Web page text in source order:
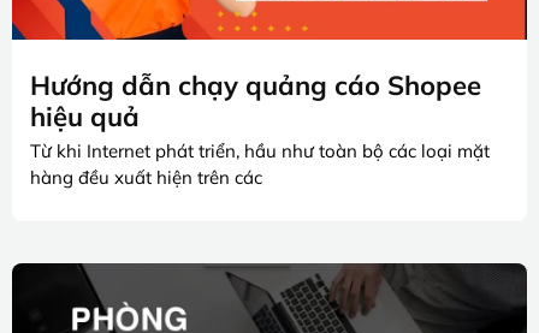
Hướng dẫn chạy quảng cáo Shopee
hiệu quả
Từ khi Internet phát triển, hầu như toàn bộ các loại mặt
hàng đều xuất hiện trên các